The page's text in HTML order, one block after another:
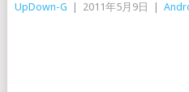
UpDown-G 2011年5月9日